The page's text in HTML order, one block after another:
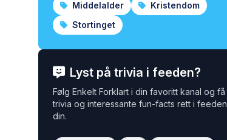
Middelalder
Kristendom
Stortinget
Lyst på trivia i feeden?
Følg Enkelt Forklart i din favoritt kanal og få
trivia og interessante fun-facts rett i feeden
din.